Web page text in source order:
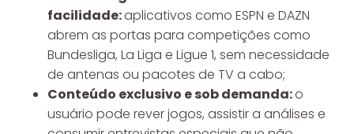
facilidade:aplicativos como ESPN e DAZN
abrem as portas para competições como
Bundesliga, La Liga e Ligue 1, sem necessidade
de antenas ou pacotes de TV a cabo;
Conteúdo exclusivo e sob demanda:o
usuário pode rever jogos, assistir a análises e